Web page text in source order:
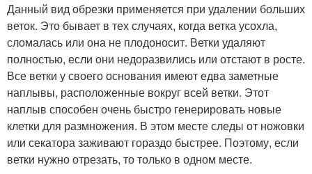
Данный вид обрезки применяется при удалении больших
веток. Это бывает в тех случаях, когда ветка усохла,
сломалась или она не плодоносит. Ветки удаляют
полностью, если они недоразвились или отстают в росте.
Все ветки у своего основания имеют едва заметные
наплывы, расположенные вокруг всей ветки. Этот
наплыв способен очень быстро генерировать новые
клетки для размножения. В этом месте следы от ножовки
или секатора заживают гораздо быстрее. Поэтому, если
ветки нужно отрезать, то только в одном месте.